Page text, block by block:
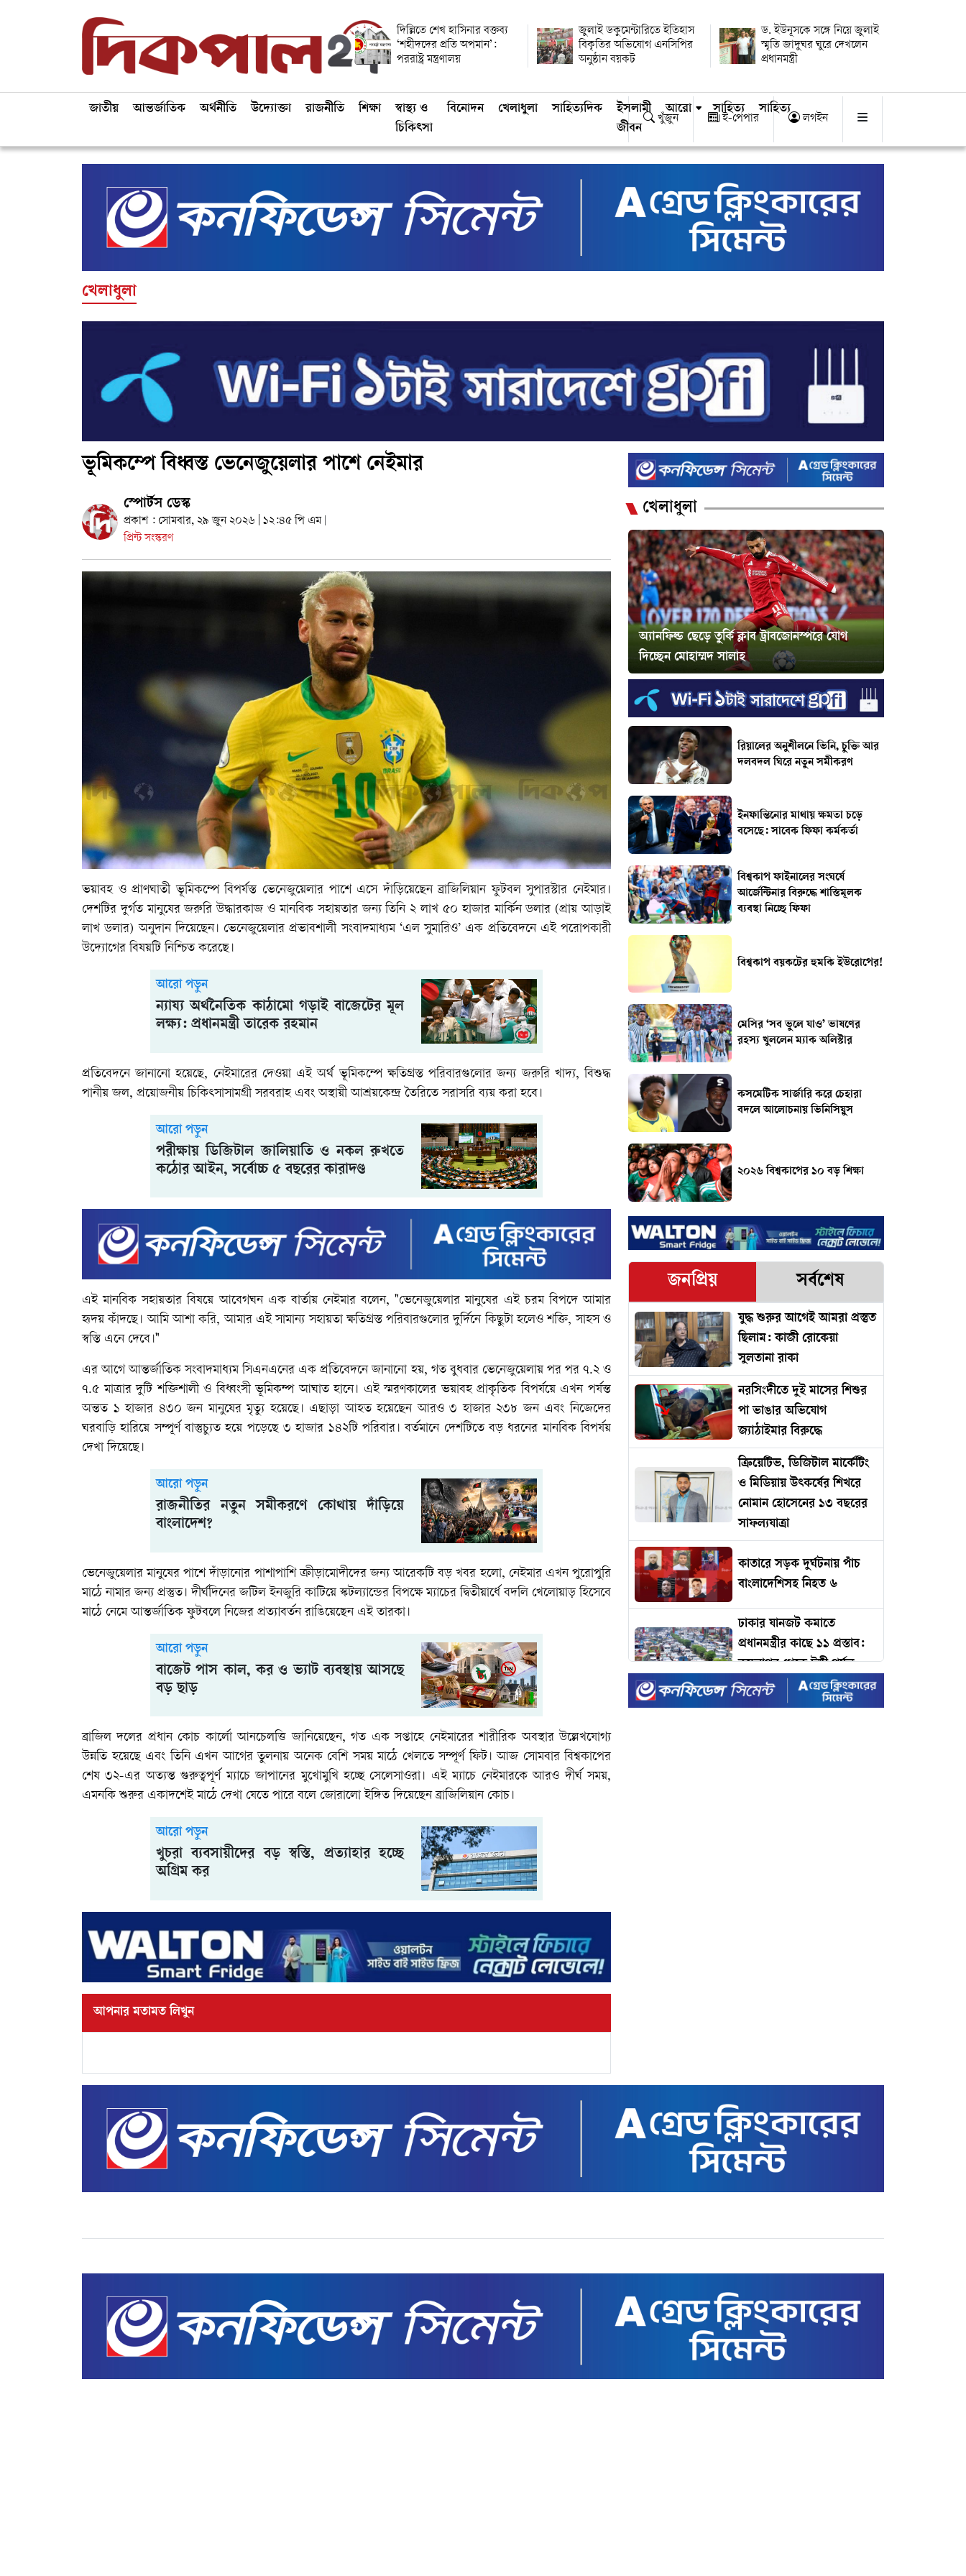
দিল্লিতে শেখ হাসিনার বক্তব্য
‘শহীদদের প্রতি অপমান’:
পররাষ্ট্র মন্ত্রণালয়
জুলাই ডকুমেন্টারিতে ইতিহাস
বিকৃতির অভিযোগ এনসিপির
অনুষ্ঠান বয়কট
ড. ইউনূসকে সঙ্গে নিয়ে জুলাই
স্মৃতি জাদুঘর ঘুরে দেখলেন
প্রধানমন্ত্রী
জাতীয় আন্তর্জাতিক অর্থনীতি উদ্যোক্তা রাজনীতি শিক্ষা
স্বাস্থ্য ও
চিকিৎসা
বিনোদন খেলাধুলা সাহিত্যদিক
ইসলামী
জীবন
আরো সাহিত্য সাহিত্য
খুঁজুন ই-পেপার লগইন
খেলাধুলা
ভূমিকম্পে বিধ্বস্ত ভেনেজুয়েলার পাশে নেইমার
স্পোর্টস ডেস্ক
প্রকাশ : সোমবার, ২৯ জুন ২০২৬ | ১২:৪৫ পি এম
প্রিন্ট সংস্করণ
ভয়াবহ ও প্রাণঘাতী ভূমিকম্পে বিপর্যস্ত ভেনেজুয়েলার পাশে এসে দাঁড়িয়েছেন ব্রাজিলিয়ান ফুটবল সুপারস্টার নেইমার।
দেশটির দুর্গত মানুষের জরুরি উদ্ধারকাজ ও মানবিক সহায়তার জন্য তিনি ২ লাখ ৫০ হাজার মার্কিন ডলার (প্রায় আড়াই
লাখ ডলার) অনুদান দিয়েছেন। ভেনেজুয়েলার প্রভাবশালী সংবাদমাধ্যম ‘এল সুমারিও’ এক প্রতিবেদনে এই পরোপকারী
উদ্যোগের বিষয়টি নিশ্চিত করেছে।
আরো পড়ুন
ন্যায্য অর্থনৈতিক কাঠামো গড়াই বাজেটের মূল
লক্ষ্য: প্রধানমন্ত্রী তারেক রহমান
প্রতিবেদনে জানানো হয়েছে, নেইমারের দেওয়া এই অর্থ ভূমিকম্পে ক্ষতিগ্রস্ত পরিবারগুলোর জন্য জরুরি খাদ্য, বিশুদ্ধ
পানীয় জল, প্রয়োজনীয় চিকিৎসাসামগ্রী সরবরাহ এবং অস্থায়ী আশ্রয়কেন্দ্র তৈরিতে সরাসরি ব্যয় করা হবে।
আরো পড়ুন
পরীক্ষায় ডিজিটাল জালিয়াতি ও নকল রুখতে
কঠোর আইন, সর্বোচ্চ ৫ বছরের কারাদণ্ড
এই মানবিক সহায়তার বিষয়ে আবেগঘন এক বার্তায় নেইমার বলেন, "ভেনেজুয়েলার মানুষের এই চরম বিপদে আমার
হৃদয় কাঁদছে। আমি আশা করি, আমার এই সামান্য সহায়তা ক্ষতিগ্রস্ত পরিবারগুলোর দুর্দিনে কিছুটা হলেও শক্তি, সাহস ও
স্বস্তি এনে দেবে।"
এর আগে আন্তর্জাতিক সংবাদমাধ্যম সিএনএনের এক প্রতিবেদনে জানানো হয়, গত বুধবার ভেনেজুয়েলায় পর পর ৭.২ ও
৭.৫ মাত্রার দুটি শক্তিশালী ও বিধ্বংসী ভূমিকম্প আঘাত হানে। এই স্মরণকালের ভয়াবহ প্রাকৃতিক বিপর্যয়ে এখন পর্যন্ত
অন্তত ১ হাজার ৪৩০ জন মানুষের মৃত্যু হয়েছে। এছাড়া আহত হয়েছেন আরও ৩ হাজার ২৩৮ জন এবং নিজেদের
ঘরবাড়ি হারিয়ে সম্পূর্ণ বাস্তুচ্যুত হয়ে পড়েছে ৩ হাজার ১৪২টি পরিবার। বর্তমানে দেশটিতে বড় ধরনের মানবিক বিপর্যয়
দেখা দিয়েছে।
আরো পড়ুন
রাজনীতির নতুন সমীকরণে কোথায় দাঁড়িয়ে
বাংলাদেশ?
ভেনেজুয়েলার মানুষের পাশে দাঁড়ানোর পাশাপাশি ক্রীড়ামোদীদের জন্য আরেকটি বড় খবর হলো, নেইমার এখন পুরোপুরি
মাঠে নামার জন্য প্রস্তুত। দীর্ঘদিনের জটিল ইনজুরি কাটিয়ে স্কটল্যান্ডের বিপক্ষে ম্যাচের দ্বিতীয়ার্ধে বদলি খেলোয়াড় হিসেবে
মাঠে নেমে আন্তর্জাতিক ফুটবলে নিজের প্রত্যাবর্তন রাঙিয়েছেন এই তারকা।
আরো পড়ুন
বাজেট পাস কাল, কর ও ভ্যাট ব্যবস্থায় আসছে
বড় ছাড়
ব্রাজিল দলের প্রধান কোচ কার্লো আনচেলত্তি জানিয়েছেন, গত এক সপ্তাহে নেইমারের শারীরিক অবস্থার উল্লেখযোগ্য
উন্নতি হয়েছে এবং তিনি এখন আগের তুলনায় অনেক বেশি সময় মাঠে খেলতে সম্পূর্ণ ফিট। আজ সোমবার বিশ্বকাপের
শেষ ৩২-এর অত্যন্ত গুরুত্বপূর্ণ ম্যাচে জাপানের মুখোমুখি হচ্ছে সেলেসাওরা। এই ম্যাচে নেইমারকে আরও দীর্ঘ সময়,
এমনকি শুরুর একাদশেই মাঠে দেখা যেতে পারে বলে জোরালো ইঙ্গিত দিয়েছেন ব্রাজিলিয়ান কোচ।
আরো পড়ুন
খুচরা ব্যবসায়ীদের বড় স্বস্তি, প্রত্যাহার হচ্ছে
অগ্রিম কর
আপনার মতামত লিখুন
খেলাধুলা
অ্যানফিল্ড ছেড়ে তুর্কি ক্লাব ট্রাবজোনস্পরে যোগ
দিচ্ছেন মোহাম্মদ সালাহ
রিয়ালের অনুশীলনে ভিনি, চুক্তি আর
দলবদল ঘিরে নতুন সমীকরণ
ইনফান্তিনোর মাথায় ক্ষমতা চড়ে
বসেছে: সাবেক ফিফা কর্মকর্তা
বিশ্বকাপ ফাইনালের সংঘর্ষে
আর্জেন্টিনার বিরুদ্ধে শাস্তিমূলক
ব্যবস্থা নিচ্ছে ফিফা
বিশ্বকাপ বয়কটের হুমকি ইউরোপের!
মেসির ‘সব ভুলে যাও’ ভাষণের
রহস্য খুললেন ম্যাক অলিস্টার
কসমেটিক সার্জারি করে চেহারা
বদলে আলোচনায় ভিনিসিয়ুস
২০২৬ বিশ্বকাপের ১০ বড় শিক্ষা
জনপ্রিয় সর্বশেষ
যুদ্ধ শুরুর আগেই আমরা প্রস্তুত
ছিলাম: কাজী রোকেয়া
সুলতানা রাকা
নরসিংদীতে দুই মাসের শিশুর
পা ভাঙার অভিযোগ
জ্যাঠাইমার বিরুদ্ধে
ক্রিয়েটিভ, ডিজিটাল মার্কেটিং
ও মিডিয়ায় উৎকর্ষের শিখরে
নোমান হোসেনের ১৩ বছরের
সাফল্যযাত্রা
কাতারে সড়ক দুর্ঘটনায় পাঁচ
বাংলাদেশিসহ নিহত ৬
ঢাকার যানজট কমাতে
প্রধানমন্ত্রীর কাছে ১১ প্রস্তাব:
কমলাপুর থেকে টঙ্গী পর্যন্ত
বাইপাস রেলপথের দাবি!
‘গার্ডিয়ানস’ কমিটির বিরুদ্ধে
ক্ষোভ